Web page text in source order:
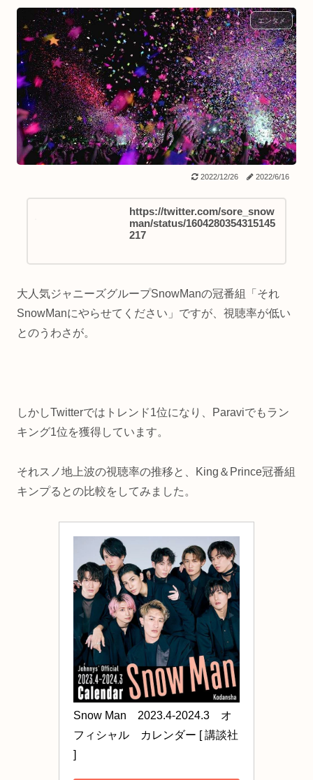
エンタメ
2022/12/26 2022/6/16
https://twitter.com/sore_snow
man/status/1604280354315145
217
大人気ジャニーズグループSnowManの冠番組「それ
SnowManにやらせてください」ですが、視聴率が低い
とのうわさが。
しかしTwitterではトレンド1位になり、Paraviでもラン
キング1位を獲得しています。
それスノ地上波の視聴率の推移と、King＆Prince冠番組
キンプるとの比較をしてみました。
Snow Man　2023.4-2024.3　オ
フィシャル　カレンダー [ 講談社
]